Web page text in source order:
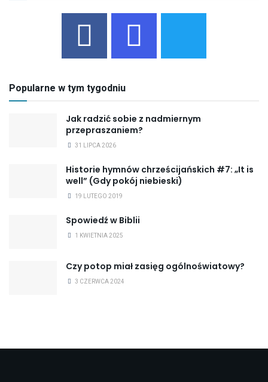
Popularne w tym tygodniu
Jak radzić sobie z nadmiernym
przepraszaniem?
31 LIPCA 2026
Historie hymnów chrześcijańskich #7: „It is
well” (Gdy pokój niebieski)
19 LUTEGO 2019
Spowiedź w Biblii
1 KWIETNIA 2025
Czy potop miał zasięg ogólnoświatowy?
3 CZERWCA 2024